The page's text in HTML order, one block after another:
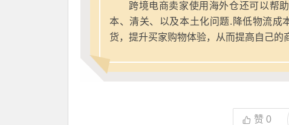
跨境电商卖家使用海外仓还可以帮
本、清关、以及本土化问题.降低物流成
货，提升买家购物体验，从而提高自己的
赞 0